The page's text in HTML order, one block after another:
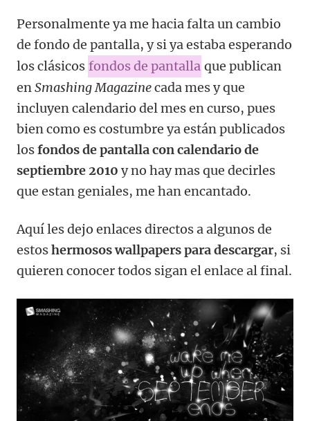
Personalmente ya me hacia falta un cambio
de fondo de pantalla, y si ya estaba esperando
los clásicos fondos de pantalla que publican
enSmashing Magazinecada mes y que
incluyen calendario del mes en curso, pues
bien como es costumbre ya están publicados
losfondos de pantalla con calendario de
septiembre 2010 y no hay mas que decirles
que estan geniales, me han encantado.
Aquí les dejo enlaces directos a algunos de
estoshermosos wallpapers para descargar, si
quieren conocer todos sigan el enlace al final.